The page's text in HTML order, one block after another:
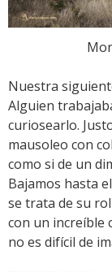
Nuestra
Alguien
curiosearlo.
mausoleo con
como si de un
Bajamos hasta
se trata de su
con un increíble
no es difícil de